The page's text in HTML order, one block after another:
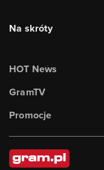
Na skróty
HOT News
GramTV
Promocje